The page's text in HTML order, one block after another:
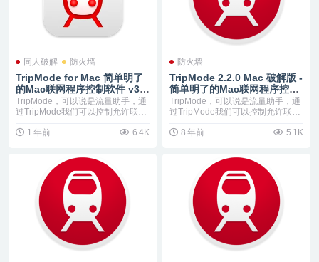
同人破解 防火墙
TripMode for Mac 简单明了
的Mac联网程序控制软件 v3.
2.4
TripMode，可以说是流量助手，通
过TripMode我们可以控制允许联网
1 年前
6.4K
防火墙
TripMode 2.2.0 Mac 破解版 -
简单明了的Mac联网程序控制
软件
TripMode，可以说是流量助手，通
过TripMode我们可以控制允许联网
8 年前
5.1K